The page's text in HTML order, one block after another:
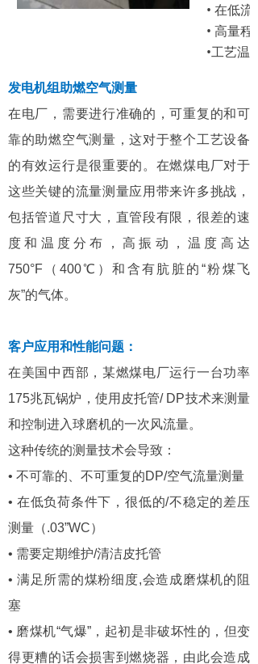
• 在低
• 高量程比
•工艺温
发电机组助燃空气测量
在电厂，需要进行准确的，可重复的和可
靠的助燃空气测量，这对于整个工艺设备
的有效运行是很重要的。在燃煤电厂对于
这些关键的流量测量应用带来许多挑战，
包括管道尺寸大，直管段有限，很差的速
度和温度分布，高振动，温度高达
750°F（400℃）和含有肮脏的“粉煤飞
灰”的气体。
客户应用和性能问题：
在美国中西部，某燃煤电厂运行一台功率
175兆瓦锅炉，使用皮托管/ DP技术来测量
和控制进入球磨机的一次风流量。
这种传统的测量技术会导致：
• 不可靠的、不可重复的DP/空气流量测量
• 在低负荷条件下，很低的/不稳定的差压
测量（.03”WC）
• 需要定期维护/清洁皮托管
• 满足所需的煤粉细度,会造成磨煤机的阻
塞
• 磨煤机“气爆”，起初是非破坏性的，但变
得更糟的话会损害到燃烧器，由此会造成